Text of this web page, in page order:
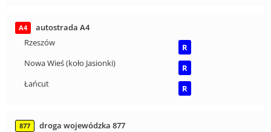
A4
autostrada A4
Rzeszów
R
Nowa Wieś (koło Jasionki)
R
Łańcut
R
877
droga wojewódzka 877